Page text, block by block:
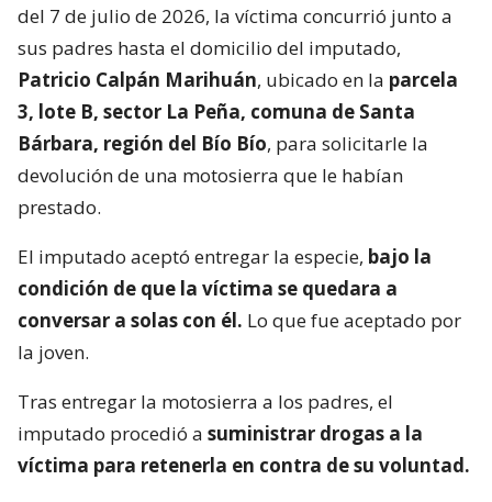
del 7 de julio de 2026, la víctima concurrió junto a
sus padres hasta el domicilio del imputado,
Patricio Calpán Marihuán, ubicado en la parcela
3, lote B, sector La Peña, comuna de Santa
Bárbara, región del Bío Bío, para solicitarle la
devolución de una motosierra que le habían
prestado.
El imputado aceptó entregar la especie, bajo la
condición de que la víctima se quedara a
conversar a solas con él. Lo que fue aceptado por
la joven.
Tras entregar la motosierra a los padres, el
imputado procedió a suministrar drogas a la
víctima para retenerla en contra de su voluntad.